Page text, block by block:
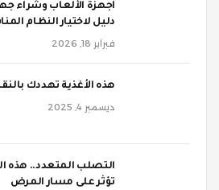
أجهزة الألعاب وشراء
دليل لاختيار النظام
فبراير 18, 2026
‫هذه الأغذية تهددك
ديسمبر 4, 2025
‫التصلب المتعدد.. هذه
تؤثر على مسار المرض